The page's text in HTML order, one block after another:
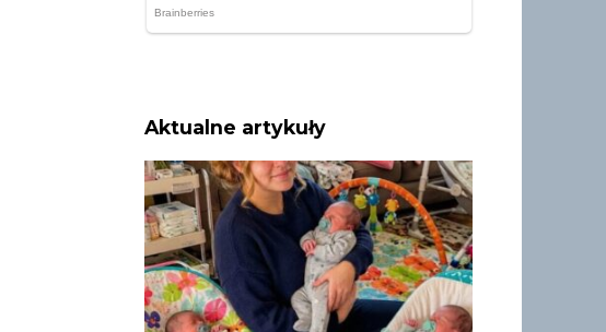
Aktualne artykuły